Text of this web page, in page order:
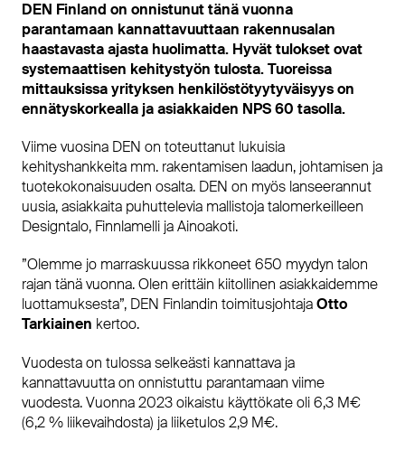
DEN Finland on onnistunut tänä vuonna
parantamaan kannattavuuttaan rakennusalan
haastavasta ajasta huolimatta. Hyvät tulokset ovat
systemaattisen kehitystyön tulosta. Tuoreissa
mittauksissa yrityksen henkilöstötyytyväisyys on
ennätyskorkealla ja asiakkaiden NPS 60 tasolla.
Viime vuosina DEN on toteuttanut lukuisia
kehityshankkeita mm. rakentamisen laadun, johtamisen ja
tuotekokonaisuuden osalta. DEN on myös lanseerannut
uusia, asiakkaita puhuttelevia mallistoja talomerkeilleen
Designtalo, Finnlamelli ja Ainoakoti.
”Olemme jo marraskuussa rikkoneet 650 myydyn talon
rajan tänä vuonna. Olen erittäin kiitollinen asiakkaidemme
luottamuksesta”, DEN Finlandin toimitusjohtaja Otto
Tarkiainen kertoo.
Vuodesta on tulossa selkeästi kannattava ja
kannattavuutta on onnistuttu parantamaan viime
vuodesta. Vuonna 2023 oikaistu käyttökate oli 6,3 M€
(6,2 % liikevaihdosta) ja liiketulos 2,9 M€.